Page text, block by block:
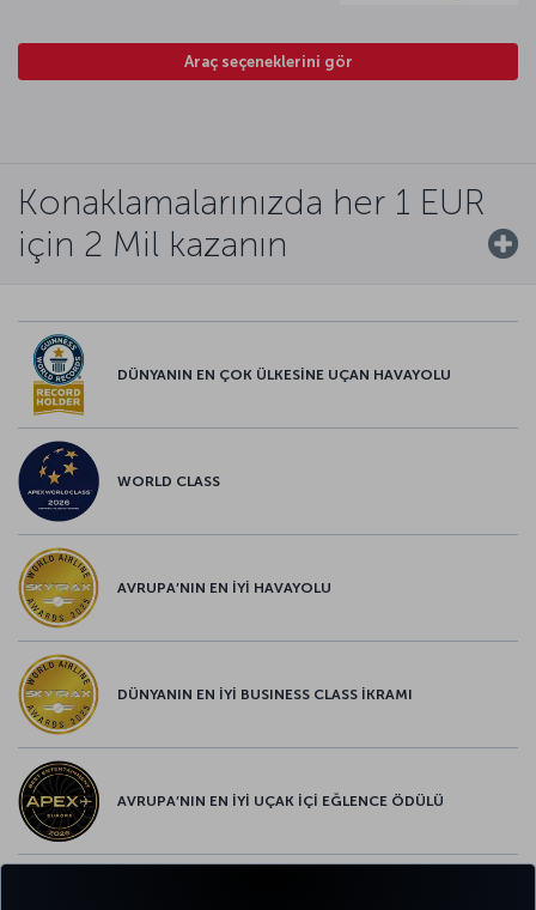
Araç seçeneklerini gör
Konaklamalarınızda her 1 EUR
için 2 Mil kazanın
DÜNYANIN EN ÇOK ÜLKESİNE UÇAN HAVAYOLU
WORLD CLASS
AVRUPA’NIN EN İYİ HAVAYOLU
DÜNYANIN EN İYİ BUSINESS CLASS İKRAMI
AVRUPA’NIN EN İYİ UÇAK İÇİ EĞLENCE ÖDÜLÜ